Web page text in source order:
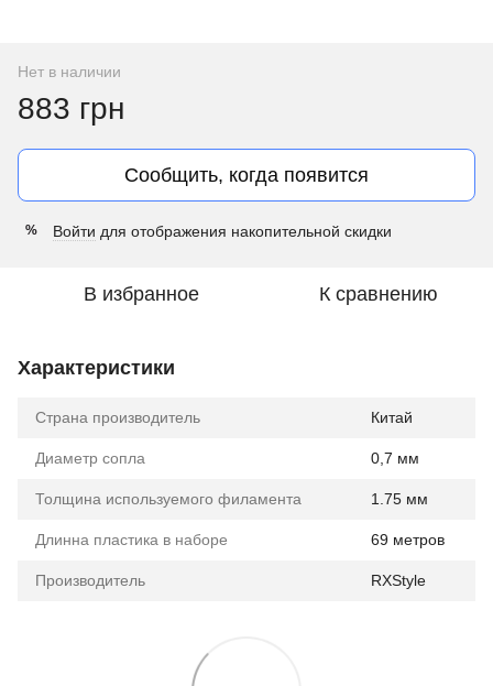
Нет в наличии
883 грн
Сообщить, когда появится
% Войти для отображения накопительной скидки
В избранное К сравнению
Характеристики
Страна производитель Китай
Диаметр сопла 0,7 мм
Толщина используемого филамента 1.75 мм
Длинна пластика в наборе 69 метров
Производитель RXStyle